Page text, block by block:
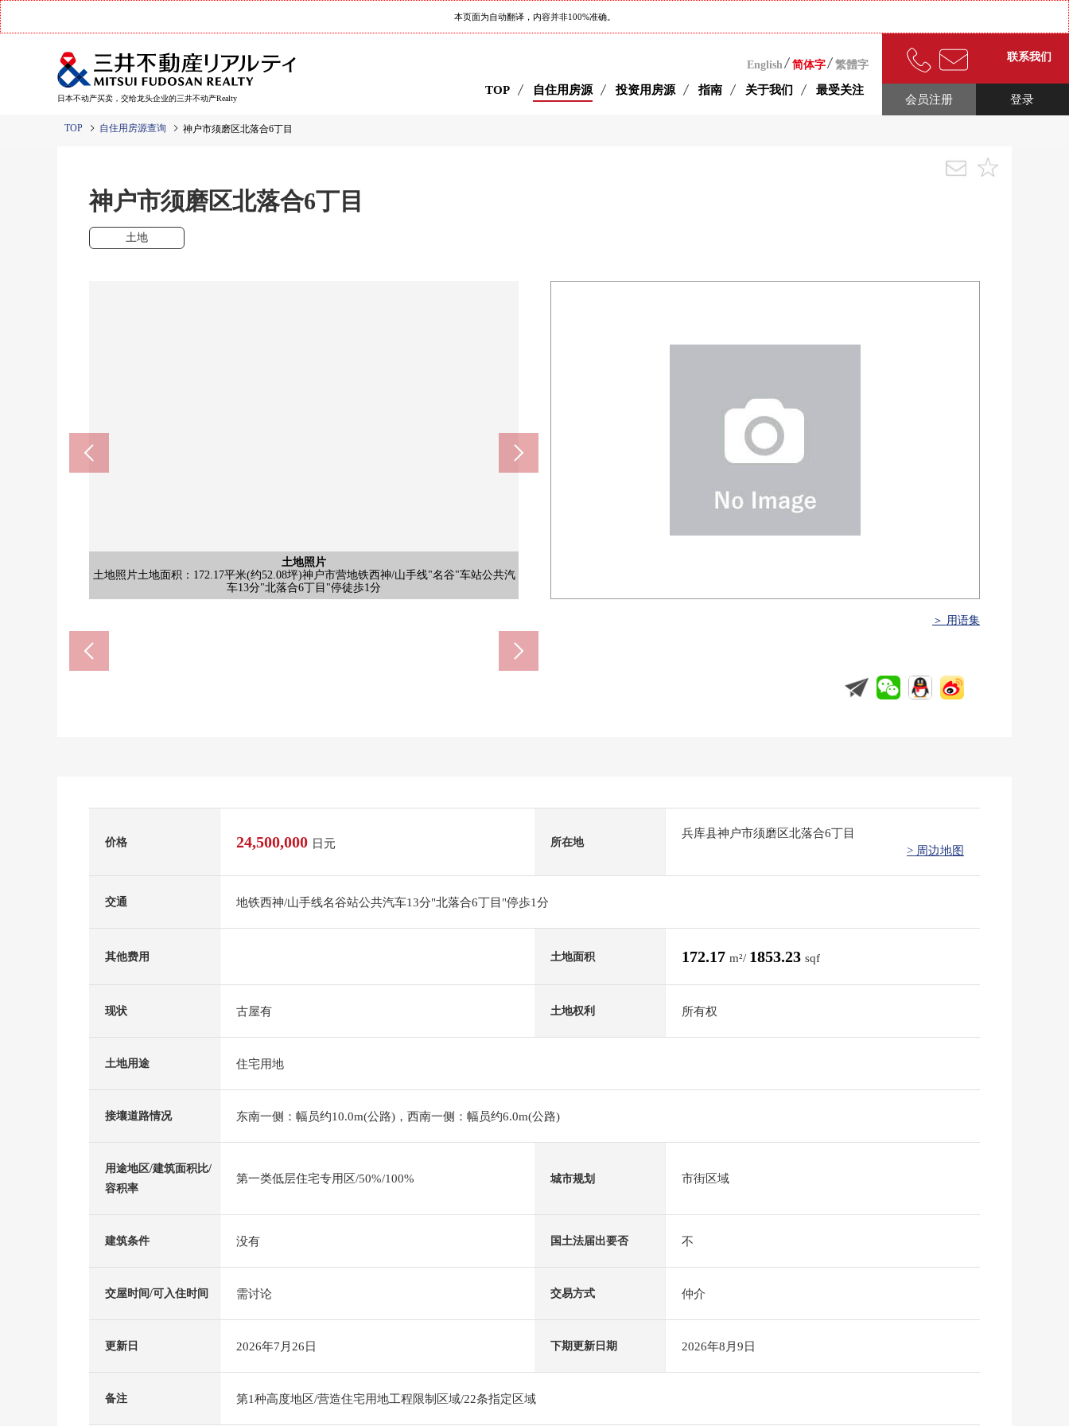
本页面为自动翻译，内容并非100%准确。
日本不动产买卖，交给龙头企业的三井不动产Realty
English 简体字 繁體字
TOP 自住用房源 投资用房源 指南 关于我们 最受关注
联系我们
登录
会员注册
TOP 自住用房源查询 神户市须磨区北落合6丁目
神户市须磨区北落合6丁目
土地
土地照片
土地照片土地面积：172.17平米(约52.08坪)神户市营地铁西神/山手线"名谷"车站公共汽
车13分"北落合6丁目"停徒歩1分
土地照片
土地照片土地面积：172.17平米(约52.08坪)神户市营地铁西神/山手线"名谷"车站公共汽
车13分"北落合6丁目"停徒歩1分
土地照片
土地照片土地面积：172.17平米(约52.08坪)神户市营地铁西神/山手线"名谷"车站公共汽
车13分"北落合6丁目"停徒歩1分
含有前面道路的外观
从东南一侧前面道路东面拍摄土地面积：是没有的喜欢的House厂商、建筑公司，并且能
在有172.17平米(约52.08坪)建筑条件的土地建造。
含有前面道路的外观
从东南一侧前面道路北侧拍摄土地面积：是没有的喜欢的House厂商、建筑公司，并且能
在有172.17平米(约52.08坪)建筑条件的土地建造。
含有前面道路的外观
从东南一侧前面道路南侧拍摄土地面积：是没有的喜欢的House厂商、建筑公司，并且能
在有172.17平米(约52.08坪)建筑条件的土地建造。
土地照片
土地照片土地面积：172.17平米(约52.08坪)神户市营地铁西神/山手线"名谷"车站公共汽
车13分"北落合6丁目"停徒歩1分
土地照片
土地照片土地面积：172.17平米(约52.08坪)神户市营地铁西神/山手线"名谷"车站公共汽
车13分"北落合6丁目"停徒歩1分
土地照片
土地照片土地面积：172.17平米(约52.08坪)神户市营地铁西神/山手线"名谷"车站公共汽
车13分"北落合6丁目"停徒歩1分
土地照片
土地照片土地面积：172.17平米(约52.08坪)神户市营地铁西神/山手线"名谷"车站公共汽
车13分"北落合6丁目"停徒歩1分
土地照片
土地照片土地面积：172.17平米(约52.08坪)神户市营地铁西神/山手线"名谷"车站公共汽
车13分"北落合6丁目"停徒歩1分
土地照片
土地照片土地面积：172.17平米(约52.08坪)神户市营地铁西神/山手线"名谷"车站公共汽
车13分"北落合6丁目"停徒歩1分
＞ 用语集
价格 24,500,000 日元 所在地
兵库县神户市须磨区北落合6丁目
> 周边地图
交通 地铁西神/山手线名谷站公共汽车13分"北落合6丁目"停歩1分
其他费用 土地面积 172.17 m²/ 1853.23 sqf
现状 古屋有 土地权利 所有权
土地用途 住宅用地
接壤道路情况 东南一侧：幅员约10.0m(公路)，西南一侧：幅员约6.0m(公路)
用途地区/建筑面积比/
容积率
第一类低层住宅专用区/50%/100% 城市规划 市街区域
建筑条件 没有 国土法届出要否 不
交屋时间/可入住时间 需讨论 交易方式 仲介
更新日 2026年7月26日 下期更新日期 2026年8月9日
备注 第1种高度地区/营造住宅用地工程限制区域/22条指定区域